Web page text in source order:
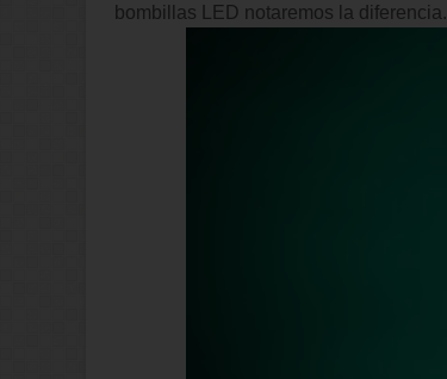
bombillas LED notaremos la diferencia.